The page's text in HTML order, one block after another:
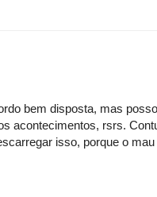
bem disposta, mas
acontecimentos, rsrs.
isso, porque o